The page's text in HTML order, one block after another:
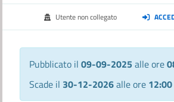
Utente non collegato
Pubblicato il 09-09-2025 alle ore
Scade il 30-12-2026alle ore 12:00